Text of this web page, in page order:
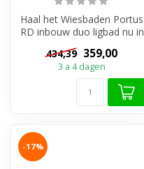
Haal het Wiesbaden Portus
RD inbouw duo ligbad nu in
huis en geniet van een
heer...
434,39 359,00
3 a 4 dagen
-17%